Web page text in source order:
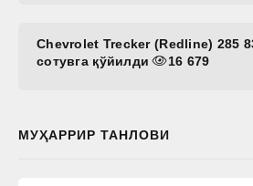
Chevrolet Trecker (Redline) 285
сотувга қўйилди
16 679
МУҲАРРИР ТАНЛОВИ